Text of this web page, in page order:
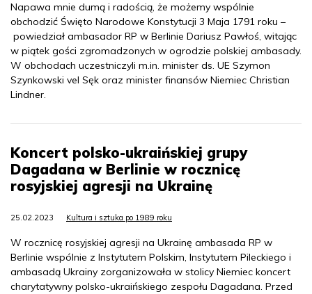
Napawa mnie dumą i radością, że możemy wspólnie
obchodzić Święto Narodowe Konstytucji 3 Maja 1791 roku –
powiedział ambasador RP w Berlinie Dariusz Pawłoś, witając
w piątek gości zgromadzonych w ogrodzie polskiej ambasady.
W obchodach uczestniczyli m.in. minister ds. UE Szymon
Szynkowski vel Sęk oraz minister finansów Niemiec Christian
Lindner.
Koncert polsko-ukraińskiej grupy
Dagadana w Berlinie w rocznicę
rosyjskiej agresji na Ukrainę
25.02.2023 Kultura i sztuka po 1989 roku
W rocznicę rosyjskiej agresji na Ukrainę ambasada RP w
Berlinie wspólnie z Instytutem Polskim, Instytutem Pileckiego i
ambasadą Ukrainy zorganizowała w stolicy Niemiec koncert
charytatywny polsko-ukraińskiego zespołu Dagadana. Przed